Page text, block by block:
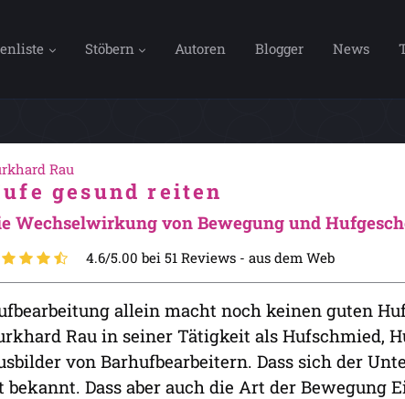
Stöbern Autoren Blogger News
Rau
gesund reiten
Wechselwirkung von Bewegung und
4.6/5.00 bei 51 Reviews - aus dem Web
allein macht noch keinen guten
Rau in seiner Tätigkeit als Hufschmied,
von Barhufbearbeitern. Dass sich der
bekannt. Dass aber auch die Art der Bewegung